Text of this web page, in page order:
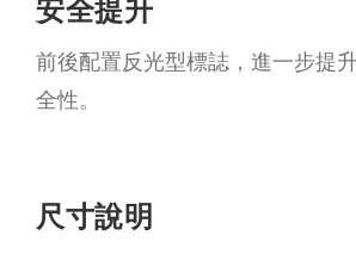
安全提升
前後配置反光型標誌，進一步提
全性。
尺寸說明